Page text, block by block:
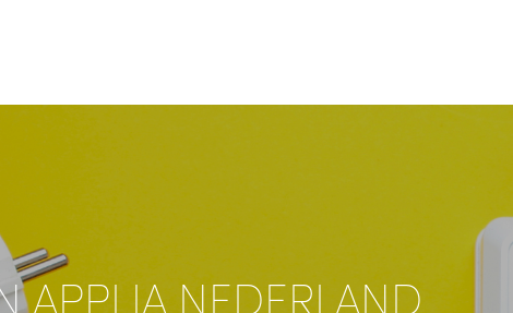
APPLIA NEDERLAND